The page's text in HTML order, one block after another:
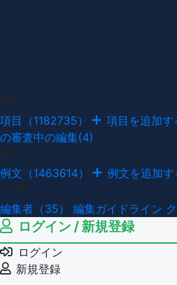
項目（1182735） 項目を追加す
の審査中の編集(4)
例文（1463614） 例文を追加す
編集者（35） 編集ガイドライン
ログイン / 新規登録
ログイン
新規登録